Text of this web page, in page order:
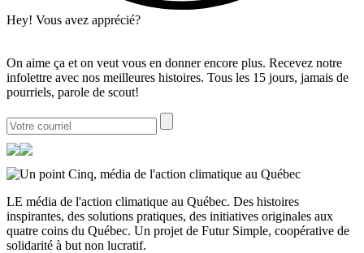
Hey! Vous avez apprécié?
On aime ça et on veut vous en donner encore plus. Recevez notre
infolettre avec nos meilleures histoires. Tous les 15 jours, jamais de
pourriels, parole de scout!
LE média de l'action climatique au Québec. Des histoires
inspirantes, des solutions pratiques, des initiatives originales aux
quatre coins du Québec. Un projet de Futur Simple, coopérative de
solidarité à but non lucratif.